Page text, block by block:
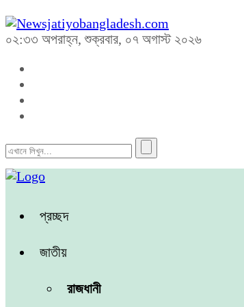
০২:৩৩ অপরাহ্ন, শুক্রবার, ০৭ অগাস্ট ২০২৬
প্রচ্ছদ
জাতীয়
রাজধানী